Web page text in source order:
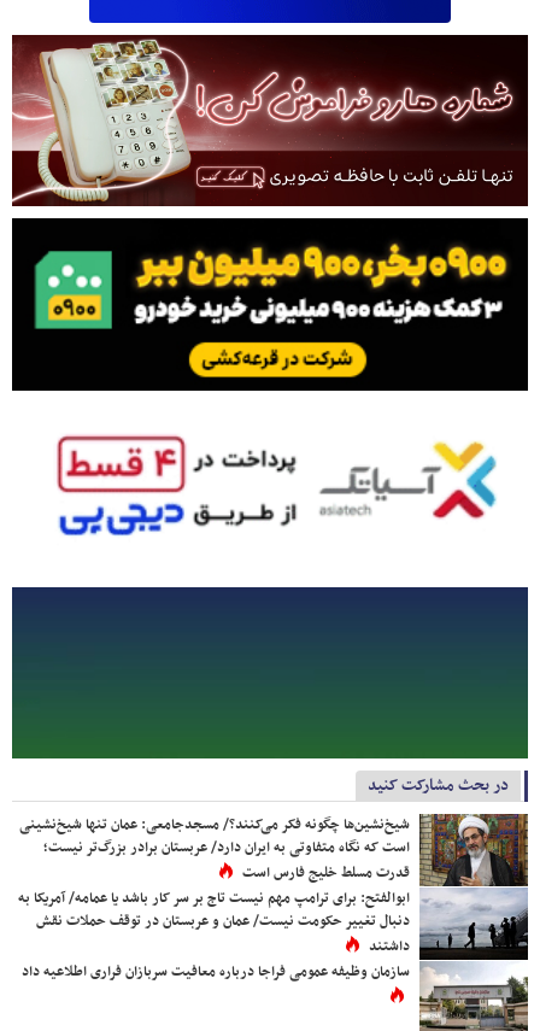
در بحث مشارکت کنید
شیخ‌نشین‌ها چگونه فکر می‌کنند؟/ مسجدجامعی: عمان تنها شیخ‌نشینی
است که نگاه متفاوتی به ایران دارد/ عربستان برادر بزرگ‌تر نیست؛
قدرت مسلط خلیج فارس است
ابوالفتح: برای ترامپ مهم نیست تاج بر سر کار باشد یا عمامه/ آمریکا به
دنبال تغییر حکومت نیست/ عمان و عربستان در توقف حملات نقش
داشتند
سازمان وظیفه عمومی فراجا درباره معافیت سربازان فراری اطلاعیه داد